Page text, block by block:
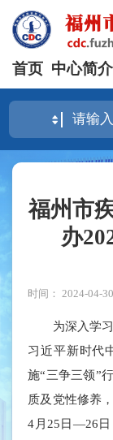
首页 中心简介
福州市
办
时间： 2024-04-
为深入学习
习近平新时代
施“三争三领”
质及党性修养
4月25日—26日